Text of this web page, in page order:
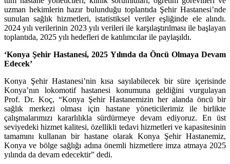
uzman hekimlerin hazır bulunduğu toplantıda Şehir Hastanesi’nde
sunulan sağlık hizmetleri, istatistiksel veriler eşliğinde ele alındı.
2024 yılı verilerinin 2023 yılı verileri ile karşılaştırılması ile başlayan
toplantıda, 2025 yılı hedefleri de katılımcılar ile paylaşıldı.
‘Konya Şehir Hastanesi, 2025 Yılında da Öncü Olmaya Devam
Edecek’
Konya Şehir Hastanesi’nin kısa sayılabilecek bir süre içerisinde
Konya’nın lokomotif hastanesi konumuna geldiğini vurgulayan
Prof. Dr. Koç, “Konya Şehir Hastanemizin her alanda öncü bir
sağlık merkezi olması için hastane yöneticilerimiz ile birlikte
çalışmalarımızı kararlılıkla sürdürmeye devam ediyoruz. En üst
seviyedeki hizmet kalitesi, özellikli tedavi hizmetleri ve kapasitesinin
tamamını kullanan bir hastane olarak Konya Şehir Hastanemiz,
Konya ve bölge sağlığı adına önemli hizmetlere imza atmaya 2025
yılında da devam edecektir” dedi.